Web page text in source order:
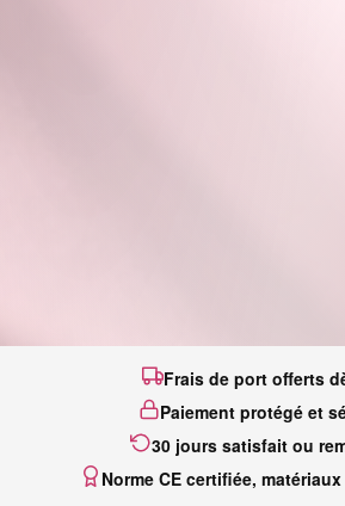
Frais de port offerts
Paiement protégé et
30 jours satisfait ou
Norme CE certifiée,